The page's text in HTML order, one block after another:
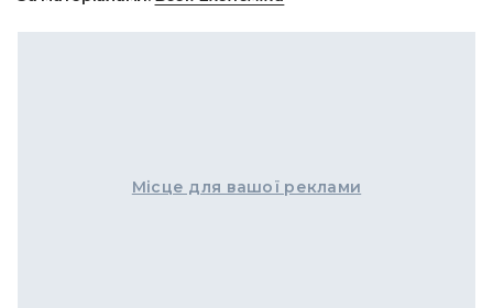
Місце для вашої реклами